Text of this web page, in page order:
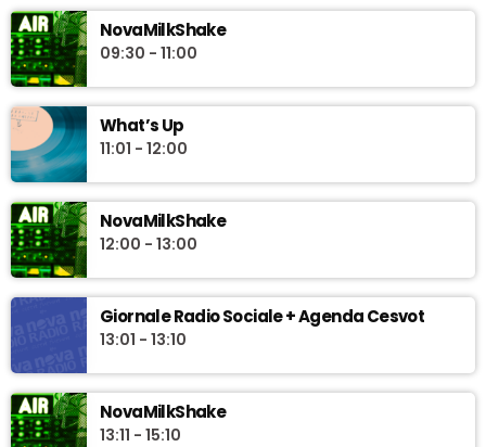
"News Box" uno sguardo quotidiano sull'attualità con
approfondimenti e interviste a cura della redazione giornalistica
di Novaradio. In conduzione Riccardo Pinzauti.
NovaMilkShake
09:30 - 11:00
What’s Up
11:01 - 12:00
NovaMilkShake
12:00 - 13:00
Giornale Radio Sociale + Agenda Cesvot
13:01 - 13:10
NovaMilkShake
13:11 - 15:10